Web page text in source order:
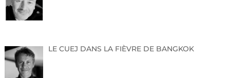
LE CUEJ DANS LA FIÈVRE DE BANGKOK